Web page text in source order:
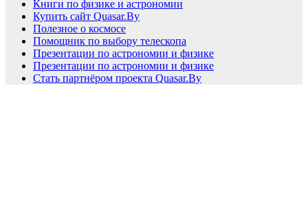
Книги по физике и астрономии
Купить сайт Quasar.By
Полезное о космосе
Помощник по выбору телескопа
Презентации по астрономии и физике
Презентации по астрономии и физике
Стать партнёром проекта Quasar.By